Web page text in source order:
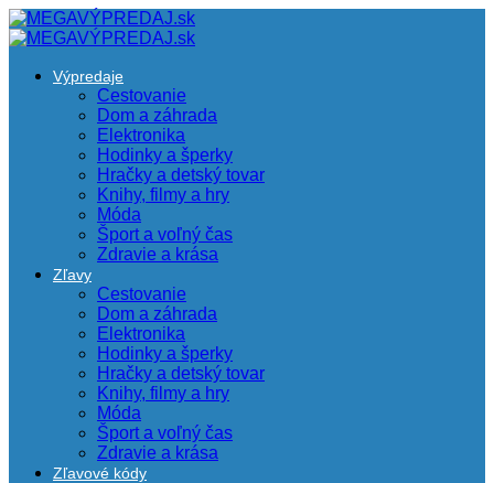
Výpredaje
Cestovanie
Dom a záhrada
Elektronika
Hodinky a šperky
Hračky a detský tovar
Knihy, filmy a hry
Móda
Šport a voľný čas
Zdravie a krása
Zľavy
Cestovanie
Dom a záhrada
Elektronika
Hodinky a šperky
Hračky a detský tovar
Knihy, filmy a hry
Móda
Šport a voľný čas
Zdravie a krása
Zľavové kódy